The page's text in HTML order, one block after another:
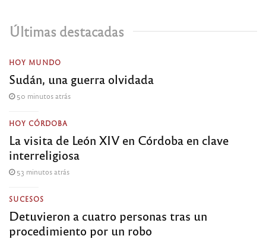
Últimas destacadas
HOY MUNDO
Sudán, una guerra olvidada
50 minutos atrás
HOY CÓRDOBA
La visita de León XIV en Córdoba en clave
interreligiosa
53 minutos atrás
SUCESOS
Detuvieron a cuatro personas tras un
procedimiento por un robo